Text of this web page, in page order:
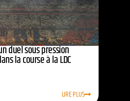
duel sous pression
la course à la LDC
LIRE PLUS